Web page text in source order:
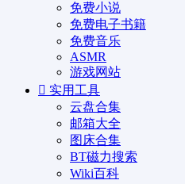
免费小说
免费电子书籍
免费音乐
ASMR
游戏网站
实用工具
云盘合集
邮箱大全
图床合集
BT磁力搜索
Wiki百科